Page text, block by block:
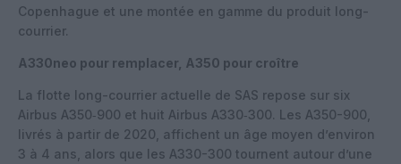
Copenhague et une montée en gamme du produit long-
courrier.
A330neo pour remplacer, A350 pour croître
La flotte long-courrier actuelle de SAS repose sur six
Airbus A350‑900 et huit Airbus A330‑300. Les A350-900,
livrés à partir de 2020, affichent un âge moyen d’environ
3 à 4 ans, alors que les A330-300 tournent autour d’une